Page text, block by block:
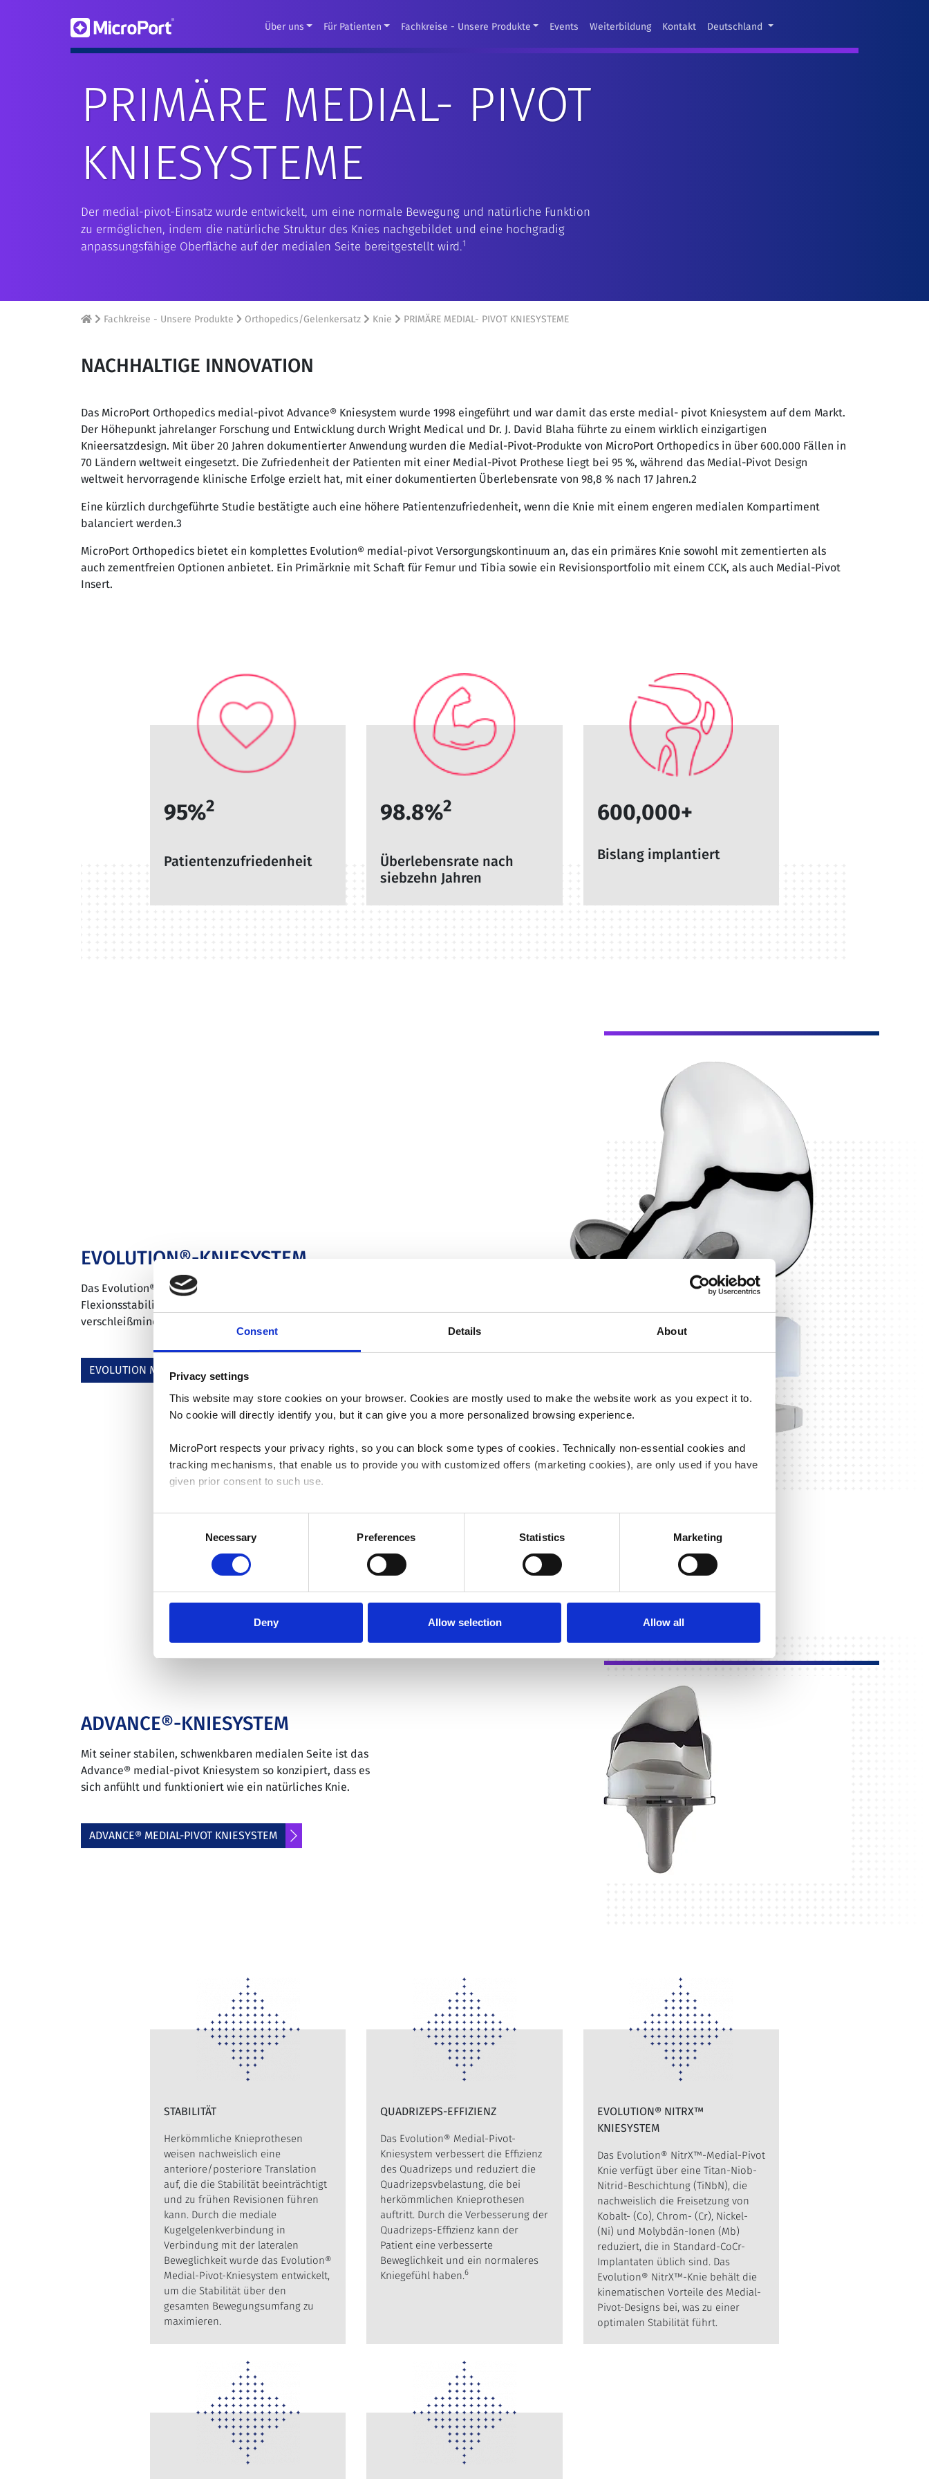
Consent Details About
Privacy settings
This website may store cookies on your browser. Cookies are mostly used to make the website work as you expect it to.
No cookie will directly identify you, but it can give you a more personalized browsing experience.
MicroPort respects your privacy rights, so you can block some types of cookies. Technically non-essential cookies and
tracking mechanisms, that enable us to provide you with customized offers (marketing cookies), are only used if you have
given prior consent to such use.
By clicking “Allow selection” or "Allow all", only the cookies you selected will be used. You can withdraw the consent that
you granted here at any time by going to
Cookies Settings . For more information, please see our Cookie Policy
Necessary Preferences Statistics Marketing
Deny Allow selection Allow all
Über uns Für Patienten Fachkreise - Unsere Produkte Events Weiterbildung Kontakt Deutschland
PRIMÄRE MEDIAL- PIVOT
KNIESYSTEME
Der medial-pivot-Einsatz wurde entwickelt, um eine normale Bewegung und natürliche Funktion
zu ermöglichen, indem die natürliche Struktur des Knies nachgebildet und eine hochgradig
anpassungsfähige Oberfläche auf der medialen Seite bereitgestellt wird.1
Fachkreise - Unsere Produkte Orthopedics/Gelenkersatz Knie PRIMÄRE MEDIAL- PIVOT KNIESYSTEME
NACHHALTIGE INNOVATION
Das MicroPort Orthopedics medial-pivot Advance® Kniesystem wurde 1998 eingeführt und war damit das erste medial- pivot Kniesystem auf dem Markt.
Der Höhepunkt jahrelanger Forschung und Entwicklung durch Wright Medical und Dr. J. David Blaha führte zu einem wirklich einzigartigen
Knieersatzdesign. Mit über 20 Jahren dokumentierter Anwendung wurden die Medial-Pivot-Produkte von MicroPort Orthopedics in über 600.000 Fällen in
70 Ländern weltweit eingesetzt. Die Zufriedenheit der Patienten mit einer Medial-Pivot Prothese liegt bei 95 %, während das Medial-Pivot Design
weltweit hervorragende klinische Erfolge erzielt hat, mit einer dokumentierten Überlebensrate von 98,8 % nach 17 Jahren.2
Eine kürzlich durchgeführte Studie bestätigte auch eine höhere Patientenzufriedenheit, wenn die Knie mit einem engeren medialen Kompartiment
balanciert werden.3
MicroPort Orthopedics bietet ein komplettes Evolution® medial-pivot Versorgungskontinuum an, das ein primäres Knie sowohl mit zementierten als
auch zementfreien Optionen anbietet. Ein Primärknie mit Schaft für Femur und Tibia sowie ein Revisionsportfolio mit einem CCK, als auch Medial-Pivot
Insert.
95%2
Patientenzufriedenheit
98.8%2
Überlebensrate nach
siebzehn Jahren
600,000+
Bislang implantiert
EVOLUTION®-KNIESYSTEM
Das Evolution® Medial-Pivot Kniesystem bietet überlegene
Flexionsstabilität, anatomische Bewegungsabläufe und ein
verschleißminderndes Design.
EVOLUTION MEDIAL PIVOT KNIESYSTEM
ADVANCE®-KNIESYSTEM
Mit seiner stabilen, schwenkbaren medialen Seite ist das
Advance® medial-pivot Kniesystem so konzipiert, dass es
sich anfühlt und funktioniert wie ein natürliches Knie.
ADVANCE® MEDIAL-PIVOT KNIESYSTEM
STABILITÄT
Herkömmliche Knieprothesen
weisen nachweislich eine
anteriore/posteriore Translation
auf, die die Stabilität beeinträchtigt
und zu frühen Revisionen führen
kann. Durch die mediale
Kugelgelenkverbindung in
Verbindung mit der lateralen
Beweglichkeit wurde das Evolution®
Medial-Pivot-Kniesystem entwickelt,
um die Stabilität über den
gesamten Bewegungsumfang zu
maximieren.
QUADRIZEPS-EFFIZIENZ
Das Evolution® Medial-Pivot-
Kniesystem verbessert die Effizienz
des Quadrizeps und reduziert die
Quadrizepsvbelastung, die bei
herkömmlichen Knieprothesen
auftritt. Durch die Verbesserung der
Quadrizeps-Effizienz kann der
Patient eine verbesserte
Beweglichkeit und ein normaleres
Kniegefühl haben.6
EVOLUTION® NITRX™
KNIESYSTEM
Das Evolution® NitrX™-Medial-Pivot
Knie verfügt über eine Titan-Niob-
Nitrid-Beschichtung (TiNbN), die
nachweislich die Freisetzung von
Kobalt- (Co), Chrom- (Cr), Nickel-
(Ni) und Molybdän-Ionen (Mb)
reduziert, die in Standard-CoCr-
Implantaten üblich sind. Das
Evolution® NitrX™-Knie behält die
kinematischen Vorteile des Medial-
Pivot-Designs bei, was zu einer
optimalen Stabilität führt.